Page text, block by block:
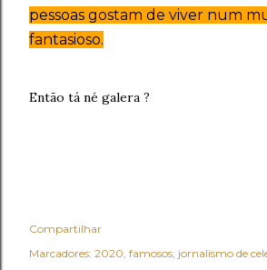
pessoas gostam de viver num
fantasioso.
Então tá né galera ?
Compartilhar
Marcadores: 2020 famosos jornalismo de